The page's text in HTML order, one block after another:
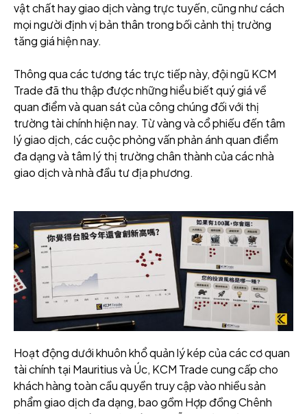
vật chất hay giao dịch vàng trực tuyến, cũng như cách
mọi người định vị bản thân trong bối cảnh thị trường
tăng giá hiện nay.
Thông qua các tương tác trực tiếp này, đội ngũ KCM
Trade đã thu thập được những hiểu biết quý giá về
quan điểm và quan sát của công chúng đối với thị
trường tài chính hiện nay. Từ vàng và cổ phiếu đến tâm
lý giao dịch, các cuộc phỏng vấn phản ánh quan điểm
đa dạng và tâm lý thị trường chân thành của các nhà
giao dịch và nhà đầu tư địa phương.
Hoạt động dưới khuôn khổ quản lý kép của các cơ quan
tài chính tại Mauritius và Úc, KCM Trade cung cấp cho
khách hàng toàn cầu quyền truy cập vào nhiều sản
phẩm giao dịch đa dạng, bao gồm Hợp đồng Chênh